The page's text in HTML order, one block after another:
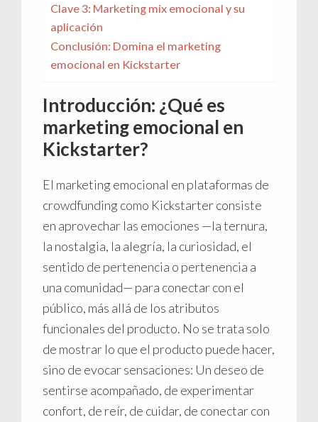
Clave 3: Marketing mix emocional y su
aplicación
Conclusión: Domina el marketing
emocional en Kickstarter
Introducción: ¿Qué es
marketing emocional en
Kickstarter?
El marketing emocional en plataformas de
crowdfunding como Kickstarter consiste
en aprovechar las emociones —la ternura,
la nostalgia, la alegría, la curiosidad, el
sentido de pertenencia o pertenencia a
una comunidad— para conectar con el
público, más allá de los atributos
funcionales del producto. No se trata solo
de mostrar lo que el producto puede hacer,
sino de evocar sensaciones: Un deseo de
sentirse acompañado, de experimentar
confort, de reír, de cuidar, de conectar con